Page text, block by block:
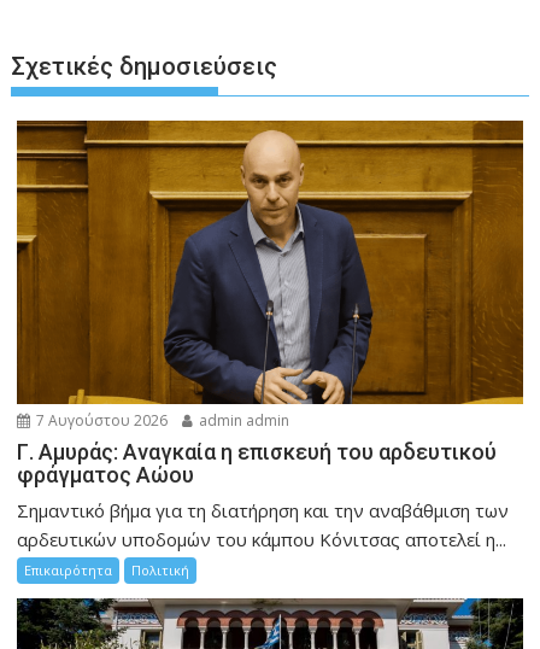
Σχετικές δημοσιεύσεις
7 Αυγούστου 2026 admin admin
Γ. Αμυράς: Αναγκαία η επισκευή του αρδευτικού
φράγματος Αώου
Σημαντικό βήμα για τη διατήρηση και την αναβάθμιση των
αρδευτικών υποδομών του κάμπου Κόνιτσας αποτελεί η...
Επικαιρότητα Πολιτική